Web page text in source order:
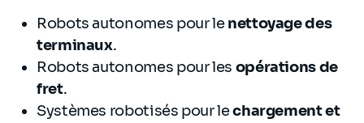
Robots autonomes pour lenettoyage des
terminaux.
Robots autonomes pour les opérations de
fret.
Systèmes robotisés pour lechargement et